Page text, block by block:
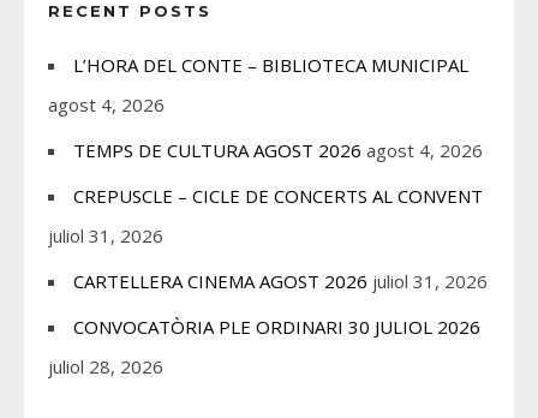
RECENT POSTS
L’HORA DEL CONTE – BIBLIOTECA MUNICIPAL
agost 4, 2026
TEMPS DE CULTURA AGOST 2026 agost 4, 2026
CREPUSCLE – CICLE DE CONCERTS AL CONVENT
juliol 31, 2026
CARTELLERA CINEMA AGOST 2026 juliol 31, 2026
CONVOCATÒRIA PLE ORDINARI 30 JULIOL 2026
juliol 28, 2026